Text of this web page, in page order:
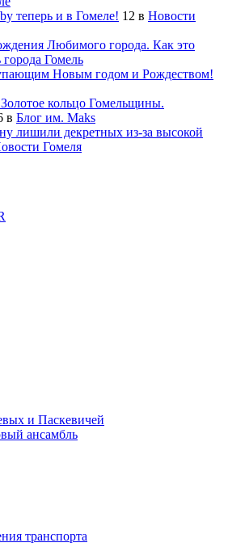
теперь и в Гомеле! 12 в Новости
Любимого города. Как это
города Гомель
Новым годом и Рождеством!
кольцо Гомельщины.
в Блог им. Maks
лишили декретных из-за высокой
Гомеля
и Паскевичей
ансамбль
транспорта